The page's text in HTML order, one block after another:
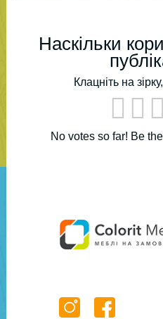
Наскільки
Клацніть на
No votes so far! Be